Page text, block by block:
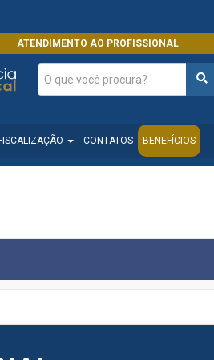
ATENDIMENTO AO PROFISSIONAL
CONTATOS BENEFÍCIOS